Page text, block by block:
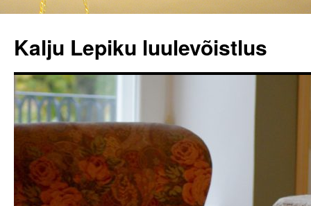
Kalju Lepiku luulevõistlus